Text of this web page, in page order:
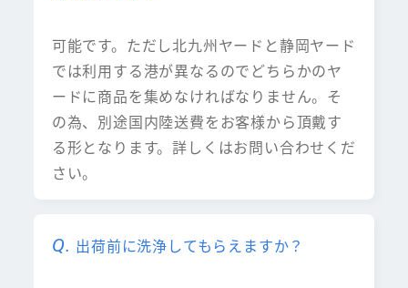
可能です。ただし北九州ヤードと静岡ヤード
では利用する港が異なるのでどちらかのヤ
ードに商品を集めなければなりません。そ
の為、別途国内陸送費をお客様から頂戴す
る形となります。詳しくはお問い合わせくだ
さい。
出荷前に洗浄してもらえますか？